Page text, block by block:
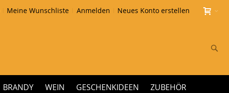
Meine Wunschliste Anmelden Neues Konto erstellen
BRANDY WEIN GESCHENKIDEEN ZUBEHÖR